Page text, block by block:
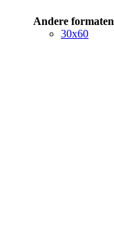
Andere formaten
30x60